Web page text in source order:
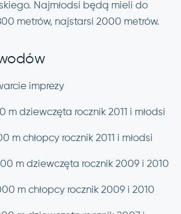
Najmłodsi będą mieli do
metrów, najstarsi 2000 metrów.
imprezy
m dziewczęta rocznik 2011 i młodsi
m chłopcy rocznik 2011 i młodsi
m dziewczęta rocznik 2009 i 2010
m chłopcy rocznik 2009 i 2010